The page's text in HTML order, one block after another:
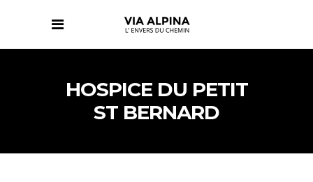
HOSPICE DU PETIT
ST BERNARD